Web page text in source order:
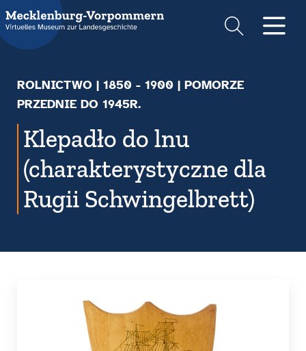
Suche
ROLNICTWO | 1850 - 1900 | POMORZE
PRZEDNIE DO 1945R.
Klepadło do lnu
(charakterystyczne dla
Rugii Schwingelbrett)